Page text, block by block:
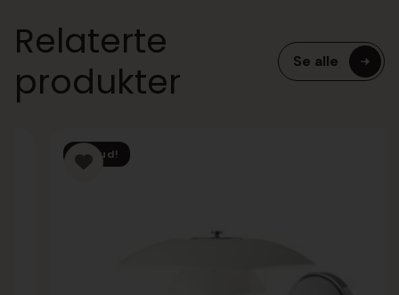
Relaterte
produkter
Se alle
Tilbud!